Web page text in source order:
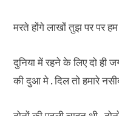
मरते होंगे लाखों तुझ पर पर
दुनिया में रहने के लिए दो ही
की दुआ मे . दिल तो हमारे